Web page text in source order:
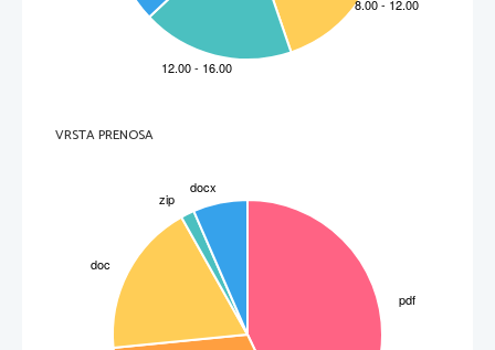
VRSTA PRENOSA